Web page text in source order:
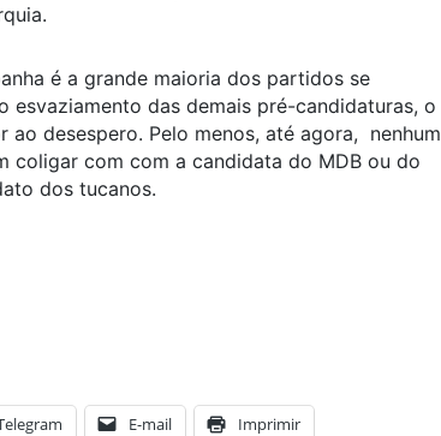
é a grande maioria dos partidos se
esvaziamento das demais pré-candidaturas, o
desespero. Pelo menos, até agora, nenhum
coligar com com a candidata do MDB ou do
dos tucanos.
E-mail Imprimir